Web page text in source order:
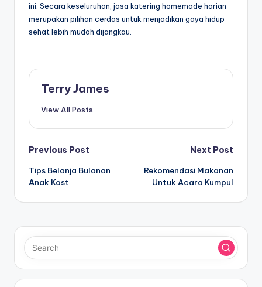
ini. Secara keseluruhan, jasa katering homemade harian
merupakan pilihan cerdas untuk menjadikan gaya hidup
sehat lebih mudah dijangkau.
Terry James
View All Posts
Post
navigation
Previous Post
Tips Belanja Bulanan
Anak Kost
Next Post
Rekomendasi Makanan
Untuk Acara Kumpul